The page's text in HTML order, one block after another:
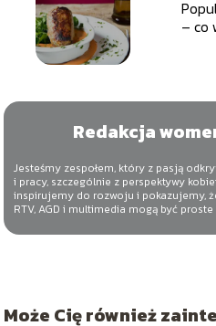
– co
Redakcja
Jesteśmy zespołem, który z pasją
i pracy, szczególnie z perspektywy
inspirujemy do rozwoju i pokazujemy,
RTV, AGD i multimedia mogą być
Może Cię również